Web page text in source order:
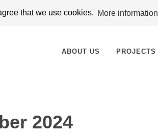
that we use cookies. More information
ABOUT US PROJECTS
2024